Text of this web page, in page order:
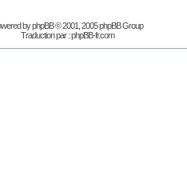
byphpBB© 2001, 2005 phpBB Group
Traduction par :phpBB-fr.com